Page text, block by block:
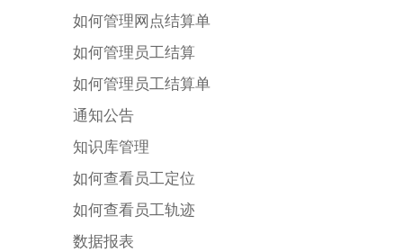
如何管理网点结算单
如何管理员工结算
如何管理员工结算单
通知公告
知识库管理
如何查看员工定位
如何查看员工轨迹
数据报表